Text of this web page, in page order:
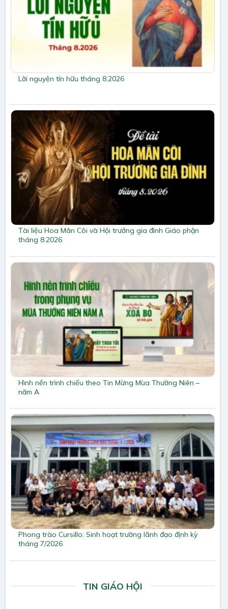
Lời nguyện tín hữu tháng 8.2026
Tài liệu Hoa Mân Côi và Hội trưởng gia đình Giáo phận
tháng 8.2026
Hình nền trình chiếu theo Tin Mừng Mùa Thường Niên –
năm A
Phong trào Cursillo: Sinh hoạt trường lãnh đạo định kỳ
tháng 7/2026
TIN GIÁO HỘI